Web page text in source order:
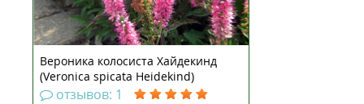
Вероника колосиста Хайдекинд
(Veronica spicata Heidekind)
рассада
отзывов: 1